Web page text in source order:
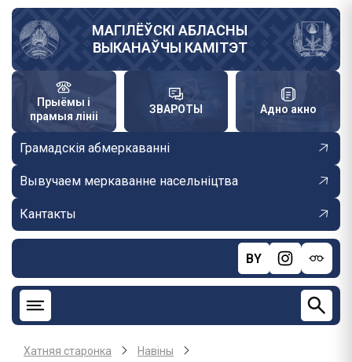
Skip
main
content
МАГІЛЁЎСКІ АБЛАСНЫ
ВЫКАНАЎЧЫ КАМІТЭТ
Прыёмы і
прамыя лініі
ЗВАРОТЫ Адно акно
Грамадскія абмеркаванні
Вывучаем меркаванне насельніцтва
Кантакты
BY
Хатняя старонка Навiны